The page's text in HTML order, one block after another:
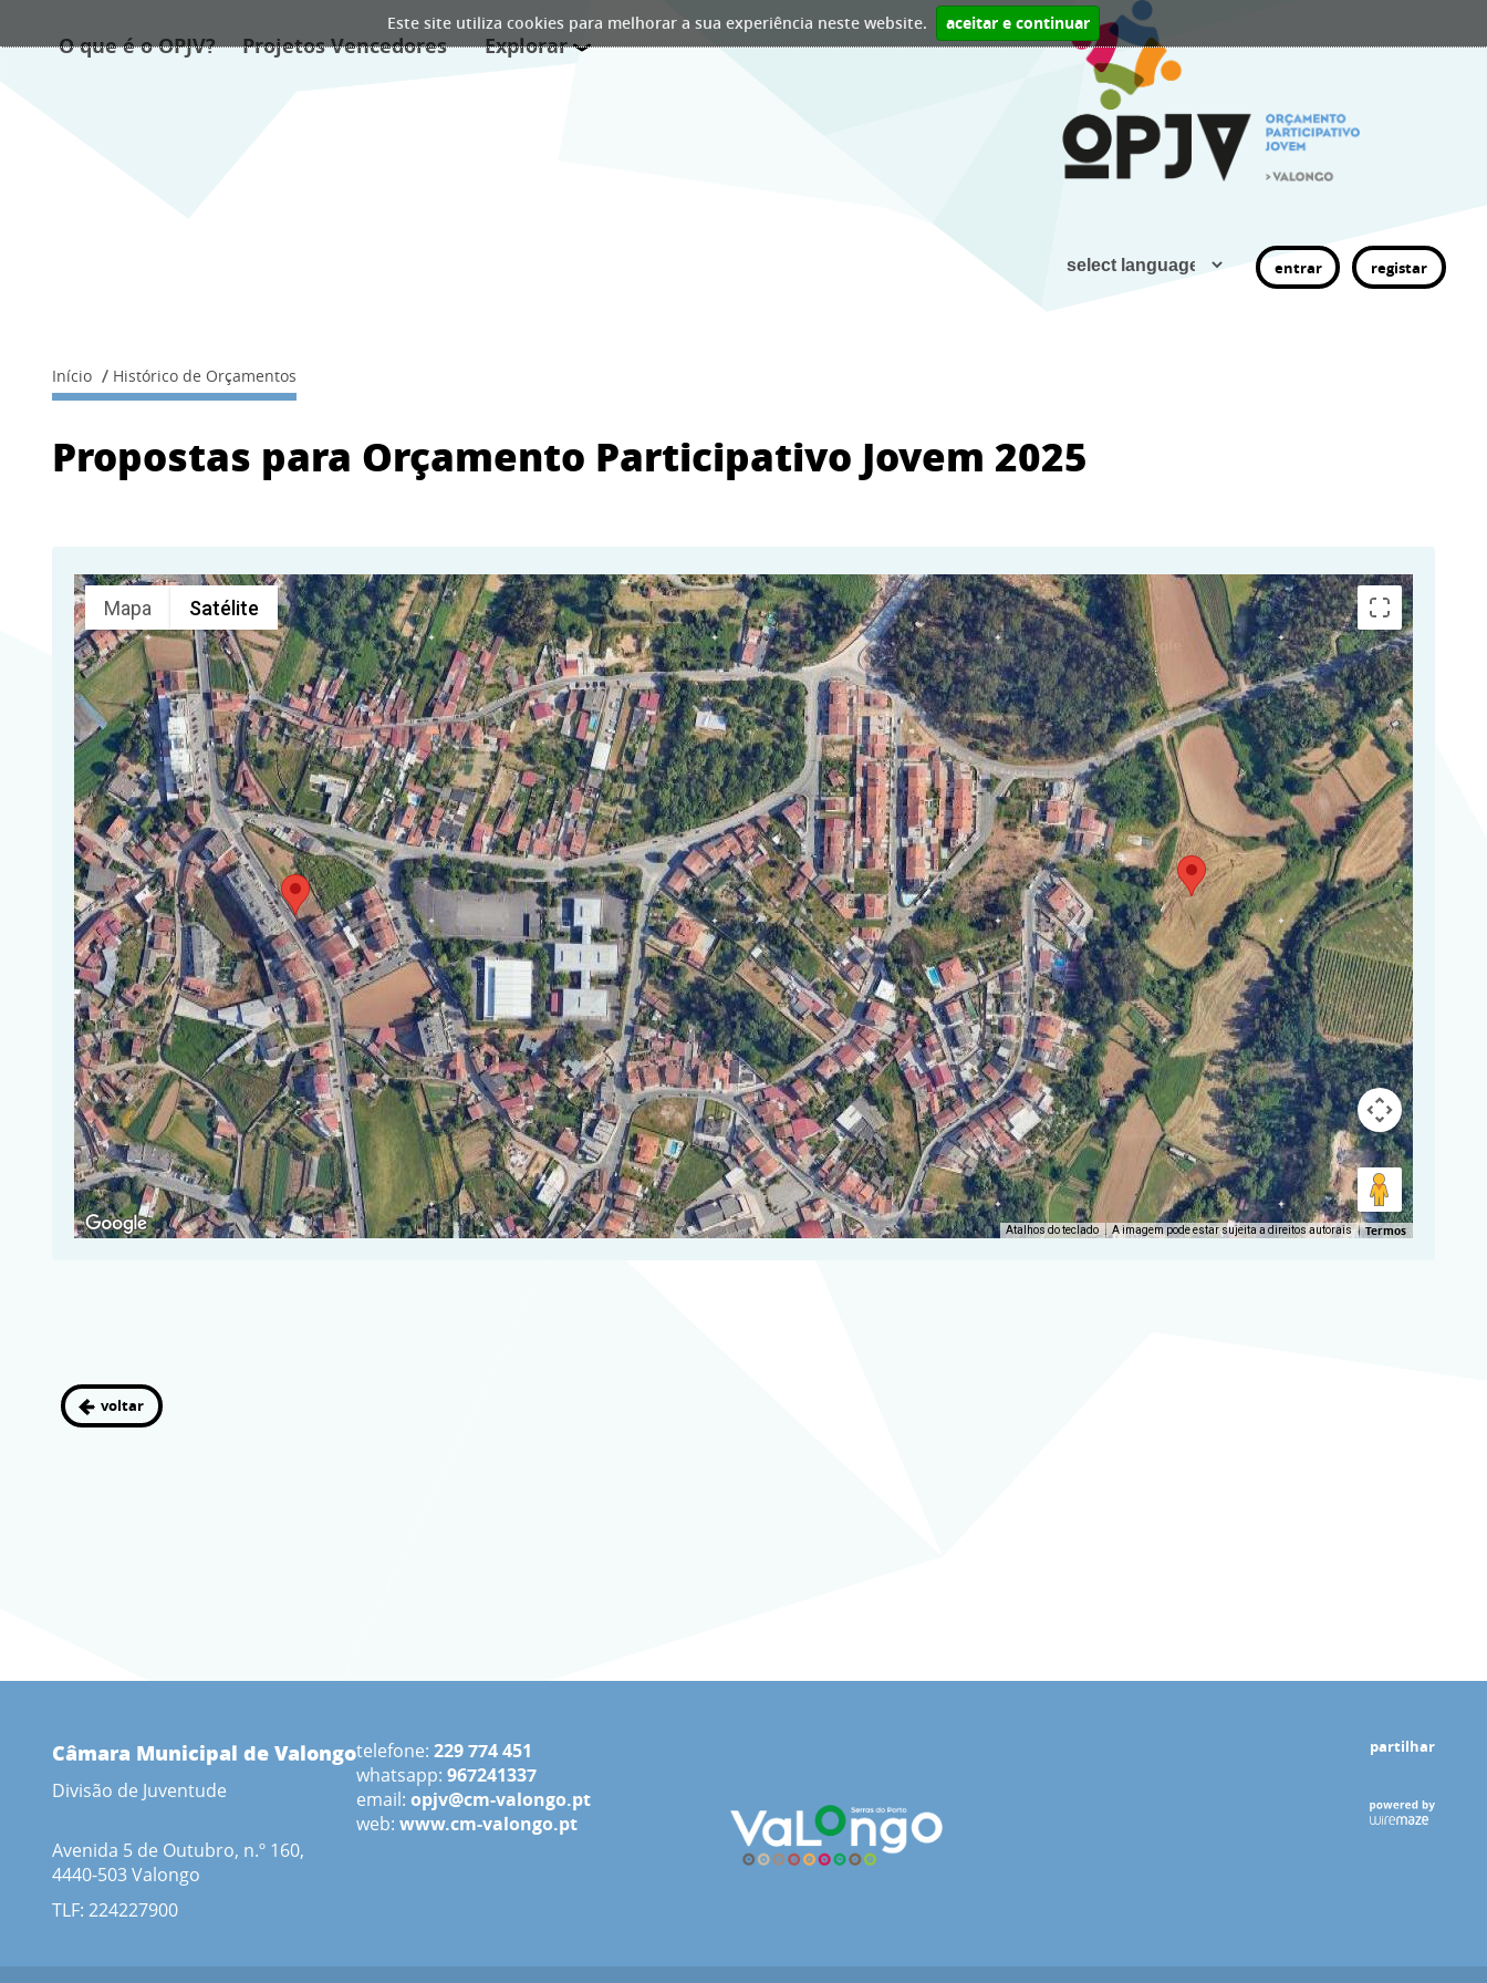
Este site utiliza cookies para melhorar a sua experiência neste website. aceitar e continuar
O que é o OPJV?Projetos Vencedores Explorar
registar
entrar
Início Histórico de Orçamentos
Propostas para Orçamento Participativo Jovem 2025
Mapa Satélite
Atalhos do teclado A imagem pode estar sujeita a direitos autorais Termos
voltar
Câmara Municipal de Valongo
Divisão de Juventude
Avenida 5 de Outubro, n.º 160,
4440-503 Valongo
TLF: 224227900
telefone: 229 774 451
whatsapp: 967241337
email: opjv@cm-valongo.pt
web: www.cm-valongo.pt
partilhar